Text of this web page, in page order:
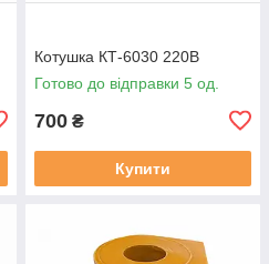
Котушка КТ-6030 220В
Готово до відправки 5 од.
700 ₴
Купити